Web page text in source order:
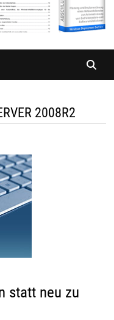
2008R2
statt neu zu